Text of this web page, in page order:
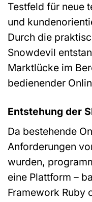
Testfeld für neue
und
Durch die
Snowdevil
Marktlücke im
bedienender
Entstehung der
Da bestehende
Anforderungen
wurden,
eine Plattform –
Framework Ruby